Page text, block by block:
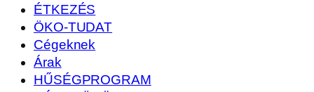
ÉTKEZÉS
ÖKO-TUDAT
Cégeknek
Árak
HŰSÉGPROGRAM